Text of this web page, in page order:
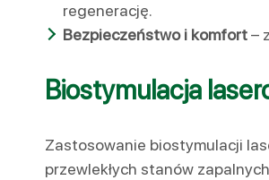
regenerację.
Bezpieczeństwo i komfort–
Biostymulacja
Zastosowanie biostymulacji
przewlekłych stanów